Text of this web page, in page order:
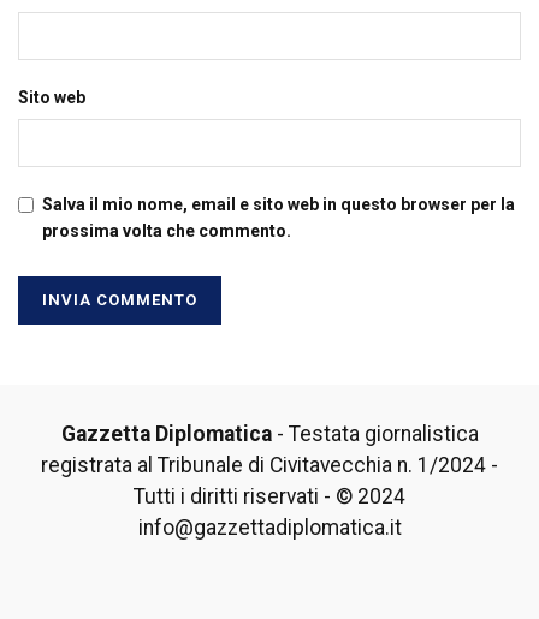
Sito web
Salva il mio nome, email e sito web in questo browser per la
prossima volta che commento.
Gazzetta Diplomatica- Testata giornalistica
registrata al Tribunale di Civitavecchia n. 1/2024 -
Tutti i diritti riservati - © 2024
info@gazzettadiplomatica.it